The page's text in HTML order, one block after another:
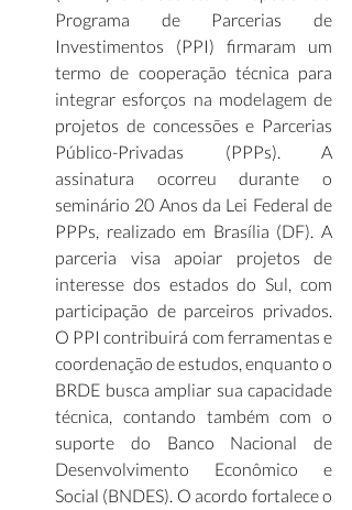
Programa de Parcerias de
Investimentos (PPI) firmaram um
termo de cooperação técnica para
integrar esforços na modelagem de
projetos de concessões e Parcerias
Público-Privadas (PPPs). A
assinatura ocorreu durante o
seminário 20 Anos da Lei Federal de
PPPs, realizado em Brasília (DF). A
parceria visa apoiar projetos de
interesse dos estados do Sul, com
participação de parceiros privados.
O PPI contribuirá com ferramentas e
coordenação de estudos, enquanto o
BRDE busca ampliar sua capacidade
técnica, contando também com o
suporte do Banco Nacional de
Desenvolvimento Econômico e
Social (BNDES). O acordo fortalece o